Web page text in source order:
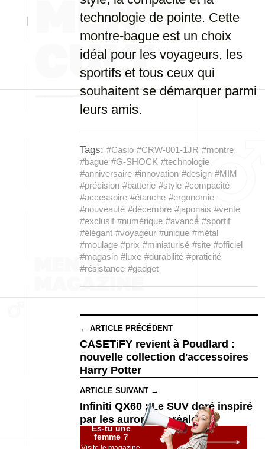
technologie de pointe. Cette
montre-bague est un choix
idéal pour les voyageurs, les
sportifs et tous ceux qui
souhaitent se démarquer parmi
leurs amis.
Tags: #Casio #CRW-001-1JR #montre
#bague #G-SHOCK #technologie
#anniversaire #innovation #design #MIM
#précision #batterie #style #compacité
#accessoire #étanche #ergonomie
#nouveauté #décembre #japonais #vente
#exclusif #numérique #avancé #sportif
#élégant #voyageur #unique #métal
#moulage #prix #miniaturisé #site #officiel
#magasin #luxe #durabilité #praticité
#résistance #gadget
← ARTICLE PRÉCÉDENT
CASETiFY revient à Poudlard :
nouvelle collection d'accessoires
Harry Potter
ARTICLE SUIVANT →
Infiniti QX60 : Le SUV doré inspiré
par les aurores boréales
Es-tu une
femme ?